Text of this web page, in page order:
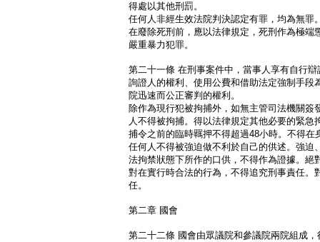
得處以其他刑罰。
任何人非經生效法院判決認定有罪，均為無罪
在廢除死刑前，應以法律規定，死刑作為極端
嚴重暴力犯罪。
第二十一條 在刑事案件中，當事人享有自行
詢證人的權利、使用公費和借助法定強制手段
院迅速而公正審判的權利。
除作為現行犯被拘捕外，如無主管司法機關簽
人不得被拘捕。得以法律規定其他必要的緊
捕令之前的臨時羈押不得超過48小時。不得
任何人不得被強迫做不利於自己的供述。強迫
法拘禁狀態下所作的口供，不得作為證據。絕
對在實行時合法的行為，不得追究刑事責任。
任。
第二章 國會
第二十二條 國會由眾議院和參議院兩院組成